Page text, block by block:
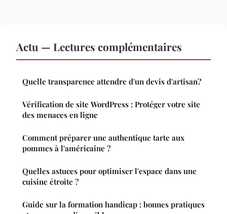
Actu — Lectures complémentaires
Quelle transparence attendre d'un devis d'artisan?
Vérification de site WordPress : Protéger votre site
des menaces en ligne
Comment préparer une authentique tarte aux
pommes à l'américaine ?
Quelles astuces pour optimiser l'espace dans une
cuisine étroite ?
Guide sur la formation handicap : bonnes pratiques